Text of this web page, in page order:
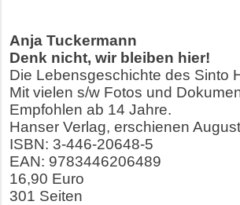
Anja Tuckermann
Denk nicht, wir bleiben hier!
Die Lebensgeschichte des Sinto
Mit vielen s/w Fotos und
Empfohlen ab 14 Jahre.
Hanser Verlag, erschienen
ISBN: 3-446-20648-5
EAN: 9783446206489
16,90 Euro
301 Seiten